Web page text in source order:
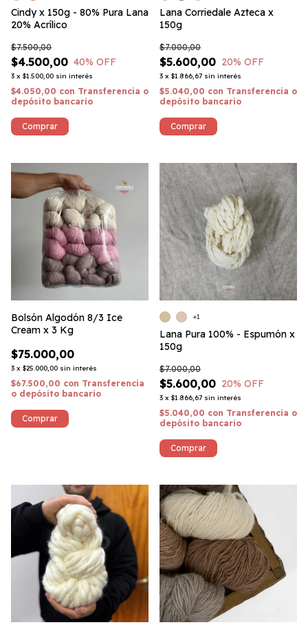
Cindy x 150g - 80% Pura Lana
20% Acrílico
$4.500,00
$7.500,00
40% OFF
3 x $1.500,00 sin interés
$4.050,00 con Transferencia o
depósito bancario
Comprar
Lana Corriedale Azteca x
150g
$5.600,00
$7.000,00
20% OFF
3 x $1.866,67 sin interés
$5.040,00 con Transferencia o
depósito bancario
Comprar
Bolsón Algodón 8/3 Ice
Cream x 3 Kg
$75.000,00
3 x $25.000,00 sin interés
$67.500,00 con Transferencia
o depósito bancario
Lana Pura 100% - Espumón x
150g
$5.600,00
$7.000,00
20% OFF
3 x $1.866,67 sin interés
$5.040,00 con Transferencia o
depósito bancario
+1
Comprar